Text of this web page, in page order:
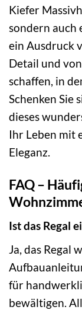
Kiefer
sondern auch
ein Ausdruck
Detail und
schaffen, in
Schenken Sie
dieses
Ihr Leben mit
Eleganz.
FAQ –
Ist das Regal
Ja, das Regal
für
bewältigen.